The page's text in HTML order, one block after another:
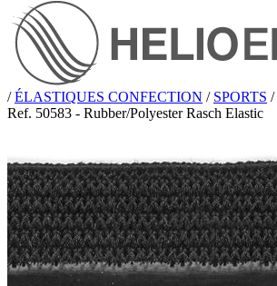
/ ÉLASTIQUES CONFECTION / SPORTS /
Ref. 50583 - Rubber/Polyester Rasch Elastic